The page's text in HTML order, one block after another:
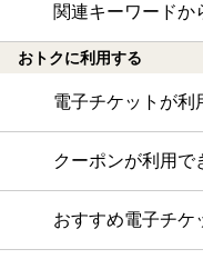
関連キーワードか
おトクに利用する
電子チケットが利
クーポンが利用で
おすすめ電子チケ